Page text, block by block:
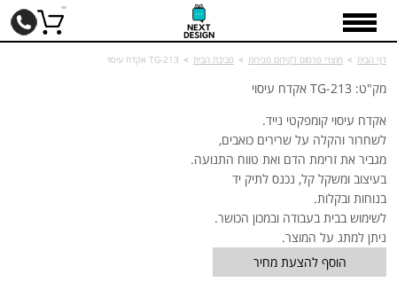
דף הבית > מוצרי פרסום לקידום מכירות > סביבת הבית > TG-213 אקדח עיסוי
מק"ט: TG-213 אקדח עיסוי
אקדח עיסוי קומפקטי נייד.
לשחרור והקלה על שרירים כואבים,
מגביר את זרימת הדם ואת טווח התנועה.
בעיצוב ומשקל קל, נכנס לתיק יד
בנוחות ובקלות.
לשימוש בבית בעבודה ובמכון הכושר.
ניתן למתג על המוצר.
הוסף להצעת מחיר